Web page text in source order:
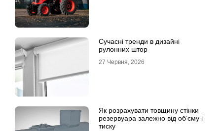
Сучасні тренди в дизайні
рулонних штор
27 Червня, 2026
Як розрахувати товщину стінки
резервуара залежно від об’єму і
тиску